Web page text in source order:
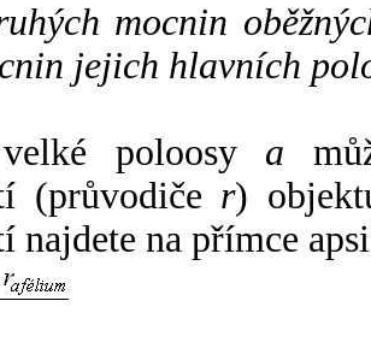
mocnin
jejich hlavních
poloosy a
(průvodiče r)
najdete na přímce